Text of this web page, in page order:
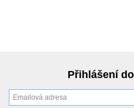
Přihlášení